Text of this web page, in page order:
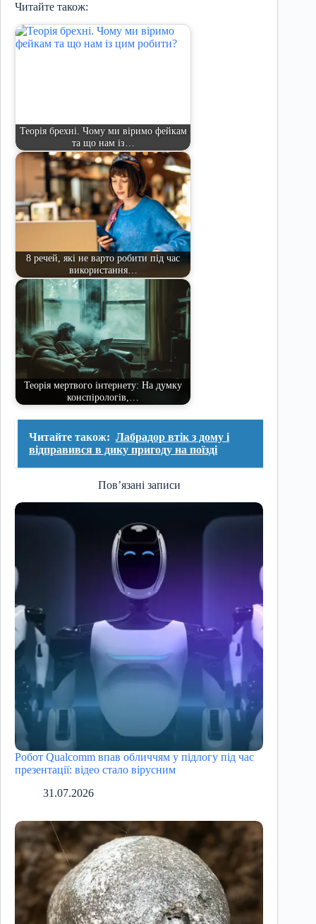
Читайте також:
Теорія брехні. Чому ми віримо фейкам
та що нам із…
8 речей, які не варто робити під час
використання…
Теорія мертвого інтернету: На думку
конспірологів,…
Читайте також: Лабрадор втік з дому і
відправився в дику пригоду на поїзді
Пов’язані записи
Робот Qualcomm впав обличчям у підлогу під час
презентації: відео стало вірусним
31.07.2026